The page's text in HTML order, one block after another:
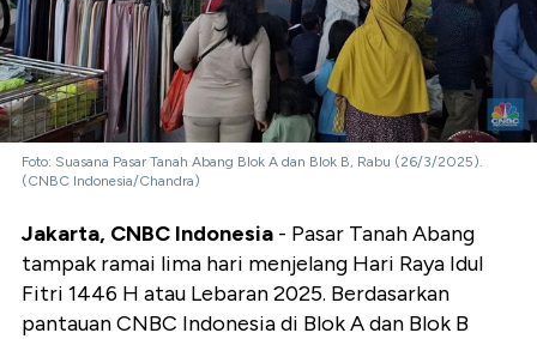
Foto: Suasana Pasar Tanah Abang Blok A dan Blok B, Rabu (26/3/2025).
(CNBC Indonesia/Chandra)
Jakarta, CNBC Indonesia - Pasar Tanah Abang
tampak ramai lima hari menjelang Hari Raya Idul
Fitri 1446 H atau Lebaran 2025. Berdasarkan
pantauan CNBC Indonesia di Blok A dan Blok B